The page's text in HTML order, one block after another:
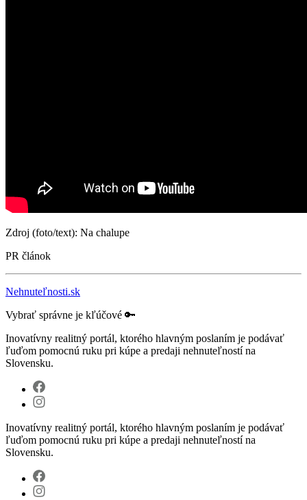
Zdroj (foto/text): Na chalupe
PR článok
Nehnuteľnosti.sk
Vybrať správne je kľúčové 🔑
Inovatívny realitný portál, ktorého hlavným poslaním je podávať
ľuďom pomocnú ruku pri kúpe a predaji nehnuteľností na
Slovensku.
Inovatívny realitný portál, ktorého hlavným poslaním je podávať
ľuďom pomocnú ruku pri kúpe a predaji nehnuteľností na
Slovensku.